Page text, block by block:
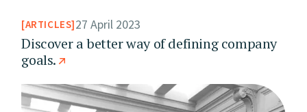
ARTICLES 27 April 2023
Discover a better way of defining company
goals.